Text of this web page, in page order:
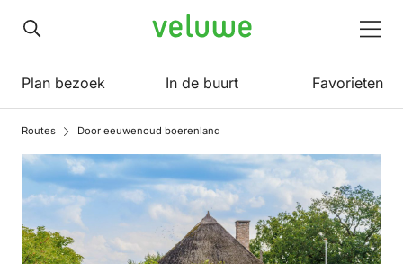
Veluwe
Plan bezoek In de buurt Favorieten
Routes Door eeuwenoud boerenland